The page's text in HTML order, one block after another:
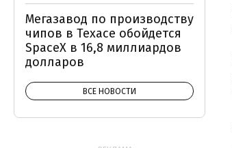
Мегазавод по производству
чипов в Техасе обойдется
SpaceX в 16,8 миллиардов
долларов
ВСЕ НОВОСТИ